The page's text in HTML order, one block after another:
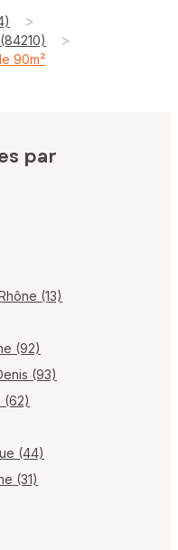
>
>
90m²
par
(13)
(92)
(93)
(62)
(44)
(31)